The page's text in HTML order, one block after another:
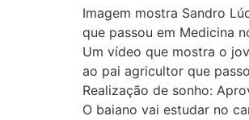
Imagem mostra Sandro
que passou em Medicina
Um vídeo que mostra o
ao pai agricultor que
Realização de sonho:
O baiano vai estudar no